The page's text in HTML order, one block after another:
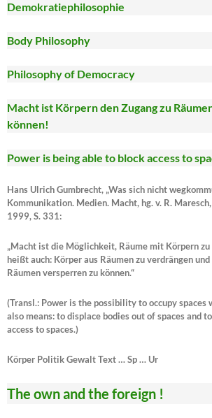
Demokratiephilosophie
Body Philosophy
Philosophy of Democracy
Macht ist Körpern den Zugang zu
können!
Power is being able to block access to
Hans Ulrich Gumbrecht, „Was sich nicht
Kommunikation. Medien. Macht, hg. v. R.
1999, S. 331:
„Macht ist die Möglichkeit, Räume mit Körpern zu
heißt auch: Körper aus Räumen zu verdrängen
Räumen versperren zu können.“
(Transl.: Power is the possibility to occupy spaces
also means: to displace bodies out of spaces and
access to spaces.)
Körper Politik Gewalt Text … Sp … Ur
The own and the foreign !